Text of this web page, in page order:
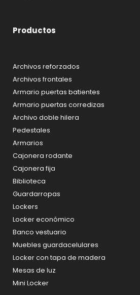
Productos
Archivos reforzados
Archivos frontales
Armario puertas batientes
Armario puertas corredizas
Archivo doble hilera
Pedestales
Armarios
Cajonera rodante
Cajonera fija
Biblioteca
Guardarropas
Lockers
Locker económico
Banco vestuario
Muebles guardacelulares
Locker con tapa de madera
Mesas de luz
Mini Locker